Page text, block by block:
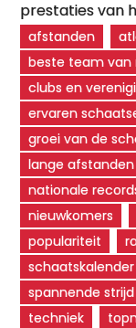
prestaties van
afstanden
beste team van
clubs en
ervaren
groei van de
lange afstanden
nationale
nieuwkomers
populariteit
schaatskalender
spannende strijd
techniek